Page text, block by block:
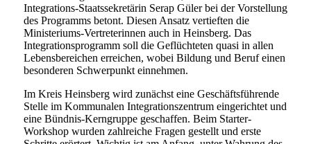
Integrations-Staatssekretärin Serap Güler bei der Vorstellung
des Programms betont. Diesen Ansatz vertieften die
Ministeriums-Vertreterinnen auch in Heinsberg. Das
Integrationsprogramm soll die Geflüchteten quasi in allen
Lebensbereichen erreichen, wobei Bildung und Beruf einen
besonderen Schwerpunkt einnehmen.
Im Kreis Heinsberg wird zunächst eine Geschäftsführende
Stelle im Kommunalen Integrationszentrum eingerichtet und
eine Bündnis-Kerngruppe geschaffen. Beim Starter-
Workshop wurden zahlreiche Fragen gestellt und erste